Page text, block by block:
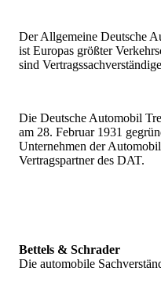
Der Allgemeine Deutsche
ist Europas größter
sind
Die Deutsche Automobil
am 28. Februar 1931
Unternehmen der
Vertragspartner des DAT.
Bettels & Schrader
Die automobile